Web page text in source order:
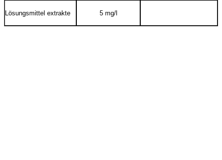
Lösungsmittel extrakte 5 mg/l